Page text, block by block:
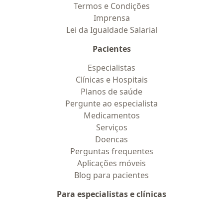
Termos e Condições
Imprensa
Lei da Igualdade Salarial
Pacientes
Especialistas
Clínicas e Hospitais
Planos de saúde
Pergunte ao especialista
Medicamentos
Serviços
Doencas
Perguntas frequentes
Aplicações móveis
Blog para pacientes
Para especialistas e clínicas